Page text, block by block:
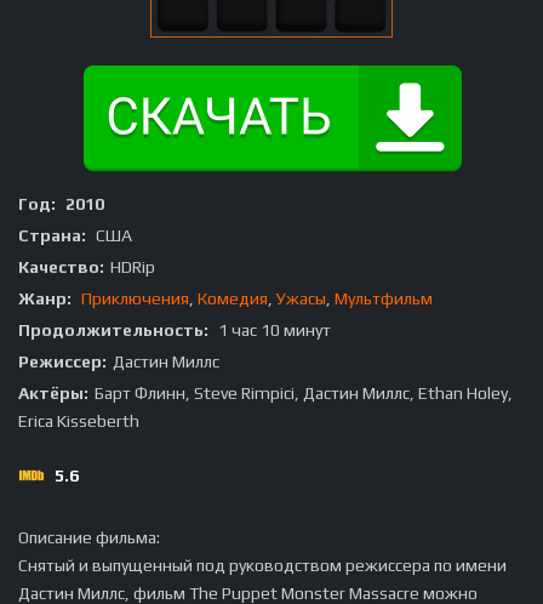
Год:
2010
Страна: США
Качество: HDRip
Жанр: Приключения Комедия Ужасы Мультфильм
Продолжительность:
1 час 10 минут
Режиссер: Дастин Миллс
Актёры: Барт Флинн, Steve Rimpici, Дастин Миллс, Ethan Holey,
Erica Kisseberth
5.6
Описание фильма:
Снятый и выпущенный под руководством режиссера по имени
Дастин Миллс, фильм The Puppet Monster Massacre можно